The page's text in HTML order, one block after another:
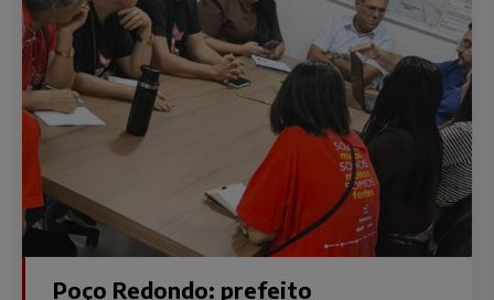
Poço Redondo: prefeito